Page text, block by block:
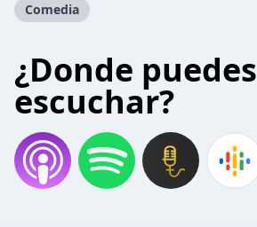
Comedia
¿Donde puedes
escuchar?